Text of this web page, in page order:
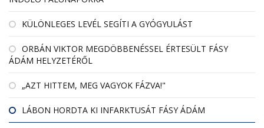
KÜLÖNLEGES LEVÉL SEGÍTI A GYÓGYULÁST
ORBÁN VIKTOR MEGDÖBBENÉSSEL ÉRTESÜLT FÁSY
ÁDÁM HELYZETÉRŐL
„AZT HITTEM, MEG VAGYOK FÁZVA!"
LÁBON HORDTA KI INFARKTUSÁT FÁSY ÁDÁM